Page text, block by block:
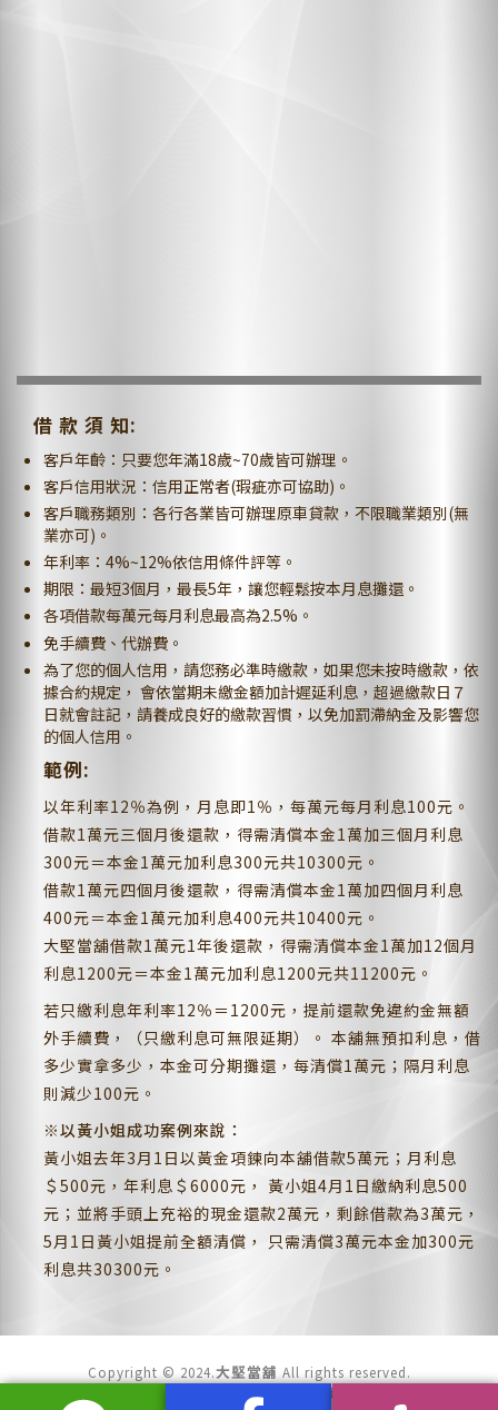
借 款 須 知:
客戶年齡：只要您年滿18歲~70歲皆可辦理。
客戶信用狀況：信用正常者(瑕疵亦可協助)。
客戶職務類別：各行各業皆可辦理原車貸款，不限職業類別(無
業亦可)。
年利率：4%~12%依信用條件評等。
期限：最短3個月，最長5年，讓您輕鬆按本月息攤還。
各項借款每萬元每月利息最高為2.5%。
免手續費、代辦費。
為了您的個人信用，請您務必準時繳款，如果您未按時繳款，依
據合約規定， 會依當期未繳金額加計遲延利息，超過繳款日７
日就會註記，請養成良好的繳款習慣，以免加罰滯納金及影響您
的個人信用。
範例:
以年利率12％為例，月息即1％，每萬元每月利息100元。
借款1萬元三個月後還款，得需清償本金1萬加三個月利息
300元＝本金1萬元加利息300元共10300元。
借款1萬元四個月後還款，得需清償本金1萬加四個月利息
400元＝本金1萬元加利息400元共10400元。
大堅當舖借款1萬元1年後還款，得需清償本金1萬加12個月
利息1200元＝本金1萬元加利息1200元共11200元。
若只繳利息年利率12％＝1200元，提前還款免違約金無額
外手續費，（只繳利息可無限延期）。 本舖無預扣利息，借
多少實拿多少，本金可分期攤還，每清償1萬元；隔月利息
則減少100元。
※以黃小姐成功案例來說：
黃小姐去年3月1日以黃金項鍊向本舖借款5萬元；月利息
＄500元，年利息＄6000元， 黃小姐4月1日繳納利息500
元；並將手頭上充裕的現金還款2萬元，剩餘借款為3萬元，
5月1日黃小姐提前全額清償， 只需清償3萬元本金加300元
利息共30300元。
Copyright © 2024.大堅當舖 All rights reserved.
Design by. 大當家設計團隊/成商數位